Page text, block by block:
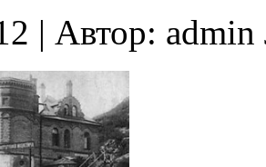
| Автор: